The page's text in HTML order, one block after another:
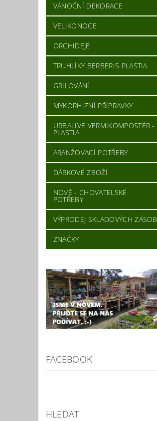
VÁNOČNÍ DEKORACE
VELIKONOCE
ORCHIDEJE
TRUHLÍKY BERBERIS PLASTIA
GRILOVÁNÍ
MYKORHIZNÍ PŘÍPRAVKY
URBALIVE VERMIKOMPOSTÉR -
PLASTIA
ARANŽOVACÍ POTŘEBY
DÁRKOVÉ ZBOŽÍ
NOVĚ - CHOVATELSKÉ
POTŘEBY
VÝPRODEJ SKLADOVÝCH ZÁSOB
ZNAČKY
FACEBOOK
HLEDAT